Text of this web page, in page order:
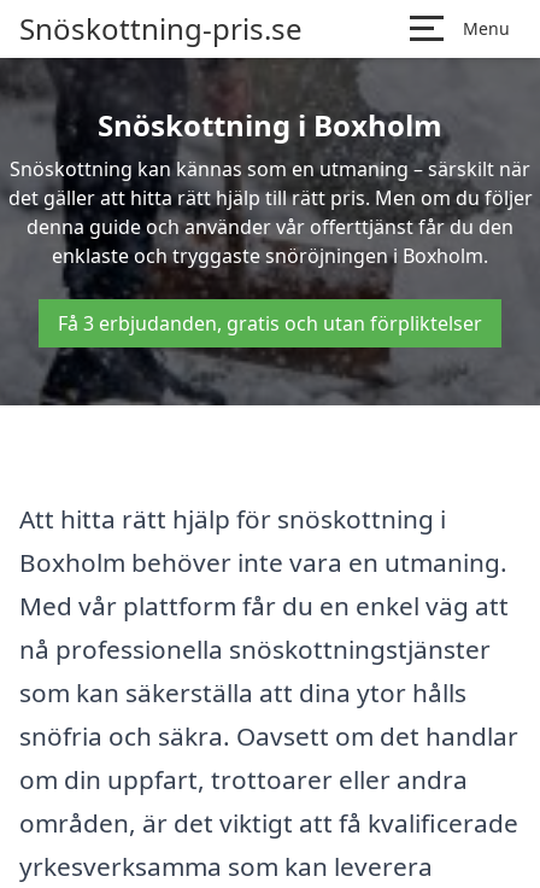
Snöskottning-pris.se Menu
Snöskottning i Boxholm
Snöskottning kan kännas som en utmaning – särskilt när
det gäller att hitta rätt hjälp till rätt pris. Men om du följer
denna guide och använder vår offerttjänst får du den
enklaste och tryggaste snöröjningen i Boxholm.
Få 3 erbjudanden, gratis och utan förpliktelser
Att hitta rätt hjälp för snöskottning i
Boxholm behöver inte vara en utmaning.
Med vår plattform får du en enkel väg att
nå professionella snöskottningstjänster
som kan säkerställa att dina ytor hålls
snöfria och säkra. Oavsett om det handlar
om din uppfart, trottoarer eller andra
områden, är det viktigt att få kvalificerade
yrkesverksamma som kan leverera